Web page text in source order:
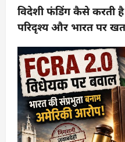
विदेशी फंडिंग कैसे करती
परिदृश्य और भारत पर